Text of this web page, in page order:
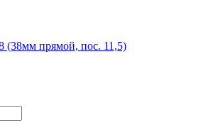
(38мм прямой, пос. 11,5)